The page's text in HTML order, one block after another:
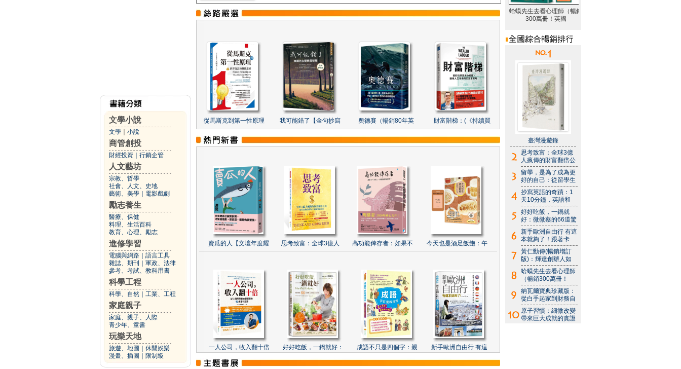
文學小說
文學 小說
商管創投
財經投資 行銷企管
人文藝坊
宗教、哲學
社會、人文、史地
藝術、美學
電影戲劇
勵志養生
醫療、保健
料理、生活百科
教育、心理、勵志
進修學習
電腦與網路
語言工具
雜誌、期刊
軍政、法律
參考、考試、教科用書
科學工程
科學、自然 工業、工程
家庭親子
家庭、親子、人際
青少年、童書
玩樂天地
旅遊、地圖
休閒娛樂
漫畫、插圖
限制級
從馬斯克到第一性原理 我可能錯了【金句抄寫 奧德賽（暢銷80年英 財富階梯：(《持續買
賣瓜的人【文壇年度耀 思考致富：全球3億人 高功能倖存者：如果不 今天也是酒足飯飽：午
一人公司，收入翻十倍 好好吃飯，一鍋就好： 成語不只是四個字：親 新手歐洲自由行 有這
臺灣漫遊錄
思考致富：全球3億
人瘋傳的財富翻倍公
留學，是為了成為更
好的自己：從留學生
抄寫英語的奇蹟：1
天10分鐘，英語和
好好吃飯，一鍋就
好：微微蔡的66道驚
新手歐洲自由行 有這
本就夠了！跟著卡
黃仁勳傳(暢銷增訂
版)：輝達創辦人如
蛤蟆先生去看心理師
（暢銷300萬冊！
納瓦爾寶典珍藏版：
從白手起家到財務自
原子習慣：細微改變
帶來巨大成就的實證